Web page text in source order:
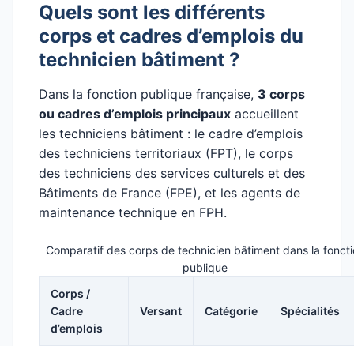
Quels sont les différents
corps et cadres d’emplois du
technicien bâtiment ?
Dans la fonction publique française, 3 corps
ou cadres d’emplois principaux accueillent
les techniciens bâtiment : le cadre d’emplois
des techniciens territoriaux (FPT), le corps
des techniciens des services culturels et des
Bâtiments de France (FPE), et les agents de
maintenance technique en FPH.
Comparatif des corps de technicien bâtiment dans la
publique
Corps /
Cadre
d’emplois
Versant Catégorie Spécialités